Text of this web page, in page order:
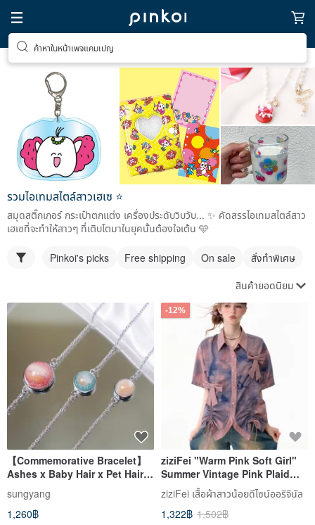
ค้าหาในหน้าเพจแคมเปญ
รวมไอเทมสไตล์สาวเฮเซ ⭐️
สมุดสติ๊กเกอร์ กระเป๋าตกแต่ง เครื่องประดับวิบวับ... ✨ คัดสรรไอเทมสไตล์สาว
เฮเซที่จะทำให้สาวๆ ที่เติบโตมาในยุคนั้นต้องใจเต้น 🩵
Pinkoi's picks Free shipping On sale
สั่งทำพิเศษ
สินค้ายอดนิยม
【Commemorative Bracelet】
Ashes x Baby Hair x Pet Hair |
Memories
sungyang
1,260฿
-12%
ziziFei "Warm Pink Soft Girl"
Summer Vintage Pink Plaid
Bow Tie Drawstring
Atmospheric Short-Sleeved
Shirt for Women
ziziFei เสื้อผ้าสาวน้อยดีไซน์ออริจินัล
1,322฿ 1,502฿